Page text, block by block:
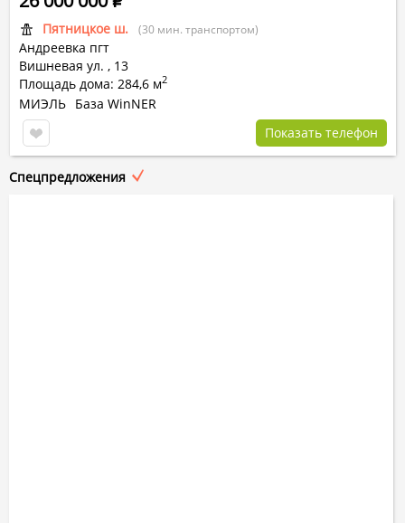
Пятницкое ш. (30 мин. транспортом)
Андреевка пгт
Вишневая ул. , 13
Площадь дома: 284,6 м2
МИЭЛЬ База WinNER
Показать телефон
Спецпредложения